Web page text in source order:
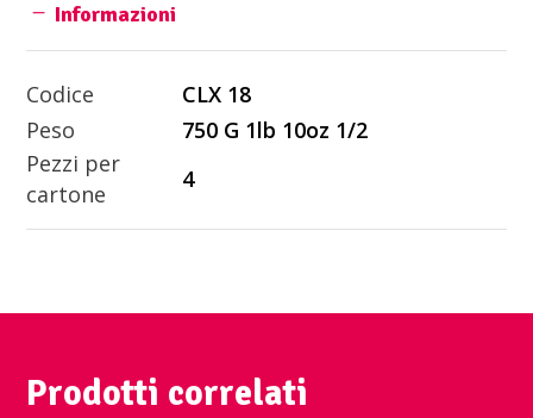
Informazioni
Codice
CLX 18
Peso
750 G 1lb 10oz 1/2
Pezzi per
cartone
4
Prodotti correlati